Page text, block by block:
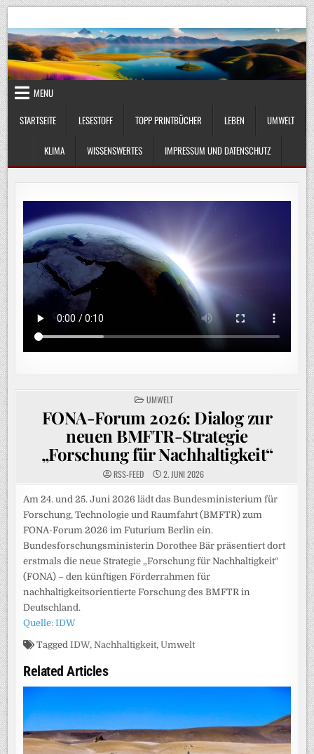
Skip
to
content
UmweltKlima.com
MENU
STARTSEITE
LESESTOFF TOPP PRINTBÜCHER LEBEN UMWELT
KLIMA WISSENSWERTES IMPRESSUM UND DATENSCHUTZ
POSTED
IN
UMWELT
FONA-Forum 2026: Dialog zur
neuen BMFTR-Strategie
„Forschung für Nachhaltigkeit“
RSS-FEED 2. JUNI 2026
Am 24. und 25. Juni 2026 lädt das Bundesministerium für
Forschung, Technologie und Raumfahrt (BMFTR) zum
FONA-Forum 2026 im Futurium Berlin ein.
Bundesforschungsministerin Dorothee Bär präsentiert dort
erstmals die neue Strategie „Forschung für Nachhaltigkeit“
(FONA) – den künftigen Förderrahmen für
nachhaltigkeitsorientierte Forschung des BMFTR in
Deutschland.
Quelle: IDW
TaggedIDW,Nachhaltigkeit,Umwelt
Related Articles